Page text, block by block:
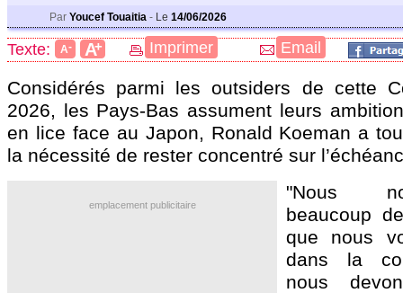
Par Youcef Touaitia - Le 14/06/2026
Texte: A- A+ Imprimer Email
Considérés parmi les outsiders de cette
2026, les Pays-Bas assument leurs
en lice face au Japon, Ronald Koeman a
la nécessité de rester concentré sur
emplacement publicitaire
"Nous
beaucoup
que nous
dans la
nous